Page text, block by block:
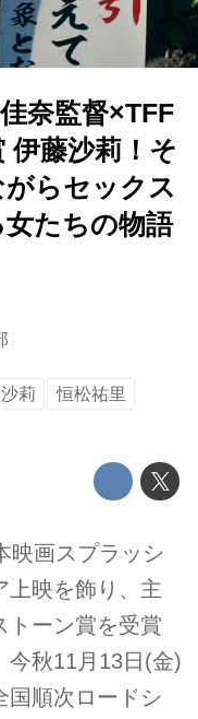
奈監督×TFF
伊藤沙莉！そ
らセックス
たちの物語
莉
恒松祐里
映画スプラッシ
上映を飾り、主
トーン賞を受賞
今秋11月13日(金)
国順次ロードシ